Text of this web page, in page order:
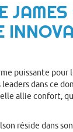
JAMES
puissante
leaders dans ce
elle allie confort,
réside dans